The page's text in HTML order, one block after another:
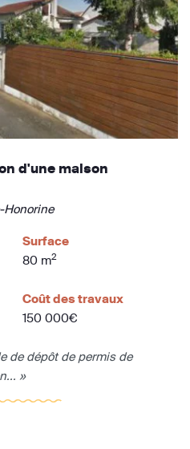
d'une maison
Honorine
Surface
80 m2
Coût des travaux
150 000€
de dépôt de permis de
»